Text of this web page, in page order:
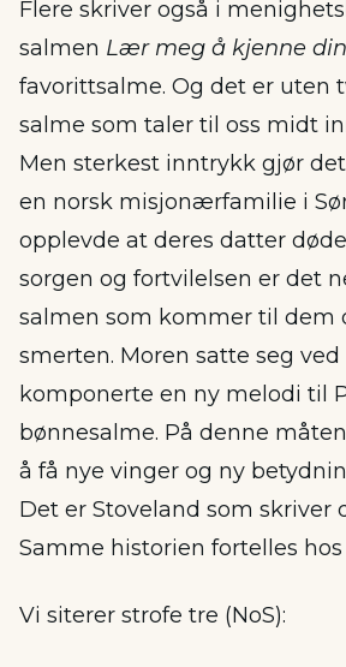
Flere skriver også i
salmen Lær meg å kjenne
favorittsalme. Og det er uten
salme som taler til oss midt
Men sterkest inntrykk gjør
en norsk misjonærfamilie i
opplevde at deres datter
sorgen og fortvilelsen er det
salmen som kommer til dem
smerten. Moren satte seg
komponerte en ny melodi til
bønnesalme. På denne
å få nye vinger og ny
Det er Stoveland som skriver
Samme historien fortelles
Vi siterer strofe tre (NoS):